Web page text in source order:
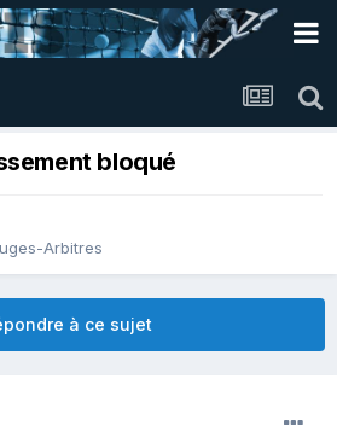
bloqué
Arbitres
à ce sujet